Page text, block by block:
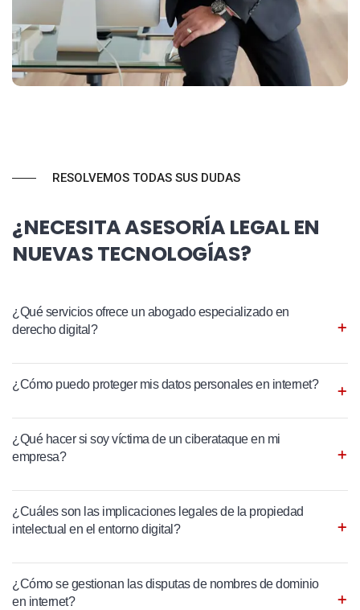
RESOLVEMOS TODAS SUS DUDAS
¿NECESITA ASESORÍA LEGAL EN
NUEVAS TECNOLOGÍAS?
¿Qué servicios ofrece un abogado especializado en
derecho digital?
¿Cómo puedo proteger mis datos personales en internet?
¿Qué hacer si soy víctima de un ciberataque en mi
empresa?
¿Cuáles son las implicaciones legales de la propiedad
intelectual en el entorno digital?
¿Cómo se gestionan las disputas de nombres de dominio
en internet?